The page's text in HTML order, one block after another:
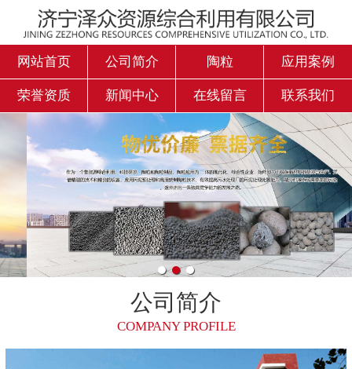
 网站首页
公司简介
陶粒
应用案例
荣誉资质
新闻中心
在线留言
网站首页 公司简介 陶粒 应用案例
荣誉资质 新闻中心 在线留言 联系我们
公司简介
COMPANY PROFILE